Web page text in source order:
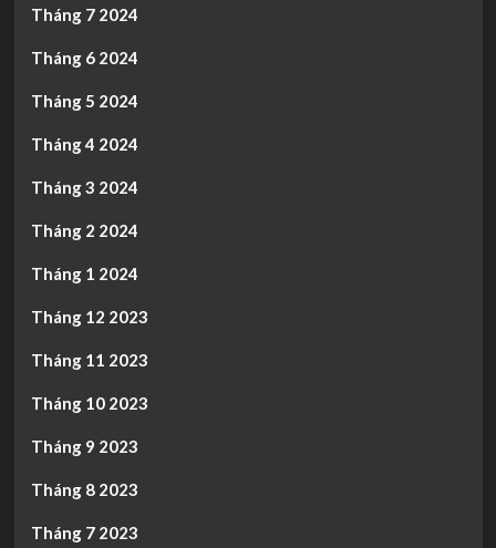
Tháng 7 2024
Tháng 6 2024
Tháng 5 2024
Tháng 4 2024
Tháng 3 2024
Tháng 2 2024
Tháng 1 2024
Tháng 12 2023
Tháng 11 2023
Tháng 10 2023
Tháng 9 2023
Tháng 8 2023
Tháng 7 2023